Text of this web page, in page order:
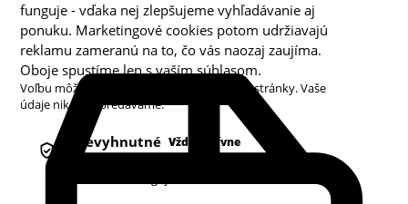
funguje - vďaka nej zlepšujeme vyhľadávanie aj
ponuku. Marketingové cookies potom udržiavajú
reklamu zameranú na to, čo vás naozaj zaujíma.
Oboje spustíme len s vaším súhlasom.
Voľbu môžete kedykoľvek zmeniť v pätičke stránky. Vaše
údaje nikdy nepredávame.
Nevyhnutné Vždy aktívne